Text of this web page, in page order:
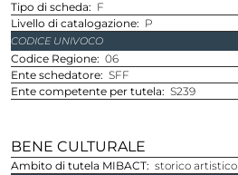
Tipo di scheda
F
Livello di catalogazione
P
CODICE UNIVOCO
Codice Regione 06
Ente schedatore SFF
Ente competente per tutela
S239
BENE CULTURALE
Ambito di tutela MIBACT storico artistico